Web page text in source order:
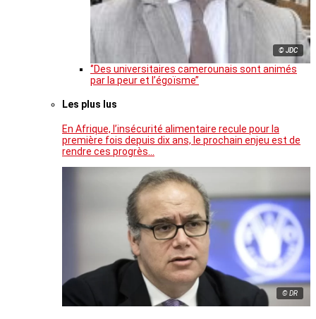
© JDC
‘’Des universitaires camerounais sont animés
par la peur et l’égoïsme’’
Les plus lus
En Afrique, l’insécurité alimentaire recule pour la
première fois depuis dix ans, le prochain enjeu est de
rendre ces progrès…
© DR